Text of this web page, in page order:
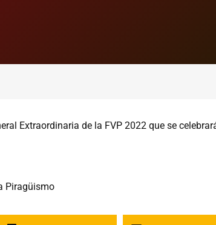
Extraordinaria de la FVP 2022 que se
Piragüismo